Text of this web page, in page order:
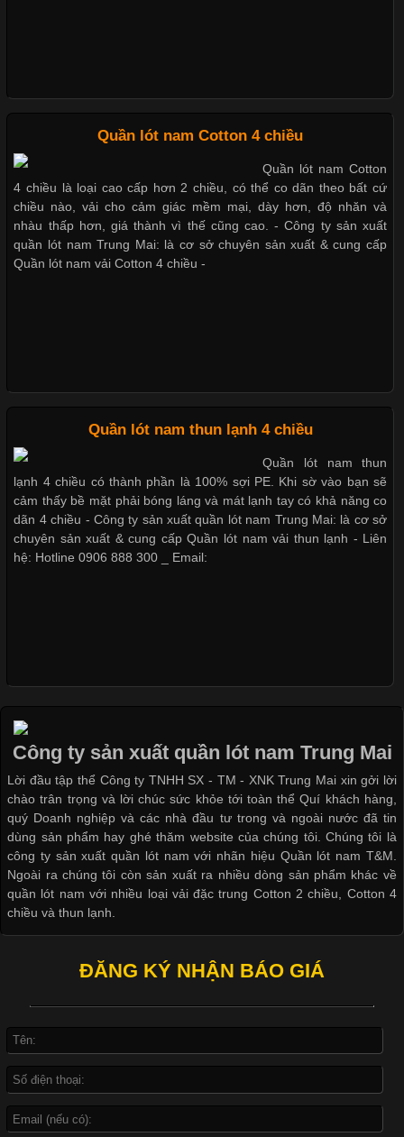
Chất Liệu Bamboo Xu Hướng Mới Trong Ngành Thời Trang
Cập nhật 2026-05-21 14:59:25
Trong những năm gần đây, vải Bamboo đang trở thành một
trong những chất liệu được yêu thích trong ngành thời trang
nhờ đặc tính mềm mại, thoáng khí và thân thiện với môi trường.
Không chỉ được ứng dụng trong quần áo thường ngày, loại vải
Cập nhật 2026-05-20 14:58:56
Vải thun là một trong những chất liệu được sử dụng rộng rãi
nhất trong ngành thời trang nhờ đặc tính co giãn, mềm mại và
thoải mái khi mặc. Từ áo thun, đồ thể thao cho đến đồ lót nam,
vải thun luôn đóng vai trò quan trọng trong quá trình sản xuất.
Hiện nay, nhu cầu tìm kiếm quần lót nam giá
Bộ sưu tập quần lót nam Boxer TpHCM
Quần lót nam boxer thun lạnh
Nguyên bộ quần lót nam Boxer thun lạnh giá rẻ
Quần lót nam Cotton 4 chiều
Quần lót nam Cotton
4 chiều là loại cao cấp hơn 2 chiều, có thể co dãn theo bất cứ
chiều nào, vải cho cảm giác mềm mại, dày hơn, độ nhăn và
nhàu thấp hơn, giá thành vì thế cũng cao. - Công ty sản xuất
quần lót nam Trung Mai: là cơ sở chuyên sản xuất & cung cấp
Quần lót nam vải Cotton 4 chiều -
Quần lót nam thun lạnh 4 chiều
Quần lót nam thun
lạnh 4 chiều có thành phần là 100% sợi PE. Khi sờ vào bạn sẽ
cảm thấy bề mặt phải bóng láng và mát lạnh tay có khả năng co
dãn 4 chiều - Công ty sản xuất quần lót nam Trung Mai: là cơ sở
chuyên sản xuất & cung cấp Quần lót nam vải thun lạnh - Liên
hệ: Hotline 0906 888 300 _ Email:
Công ty sản xuất quần lót nam Trung Mai
Lời đầu tập thể Công ty TNHH SX - TM - XNK Trung Mai xin gởi lời
chào trân trọng và lời chúc sức khỏe tới toàn thể Quí khách hàng,
quý Doanh nghiệp và các nhà đầu tư trong và ngoài nước đã tin
dùng sản phẩm hay ghé thăm website của chúng tôi. Chúng tôi là
công ty sản xuất quần lót nam với nhãn hiệu Quần lót nam T&M.
Ngoài ra chúng tôi còn sản xuất ra nhiều dòng sản phẩm khác về
quần lót nam với nhiều loại vải đặc trung Cotton 2 chiều, Cotton 4
chiều và thun lạnh.
ĐĂNG KÝ NHẬN BÁO GIÁ